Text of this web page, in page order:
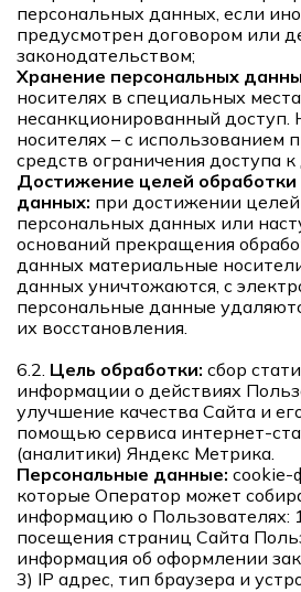
персональных данных, если
предусмотрен договором или
законодательством;
Хранение персональных
носителях в специальных
несанкционированный доступ.
носителях – с использованием
средств ограничения доступа
Достижение целей обработки
данных: при достижении целей
персональных данных или
оснований прекращения
данных материальные
данных уничтожаются, с
персональные данные
их восстановления.
6.2. Цель обработки: сбор
информации о действиях
улучшение качества Сайта и
помощью сервиса интернет-
(аналитики) Яндекс Метрика.
Персональные данные: cookie-
которые Оператор может
информацию о Пользователях:
посещения страниц Сайта
информация об оформлении
3) IP адрес, тип браузера и